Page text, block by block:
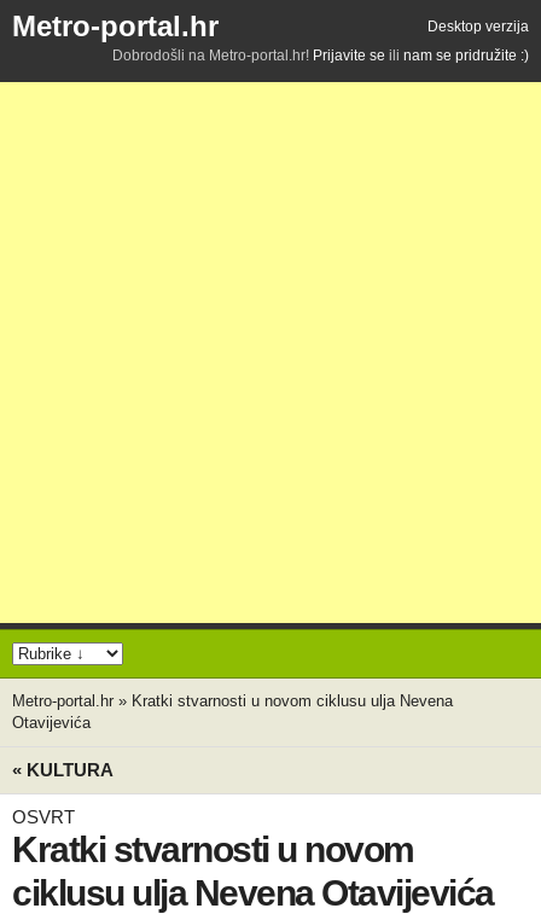
Metro-portal.hr
Desktop verzija
Dobrodošli na Metro-portal.hr! Prijavite se ili nam se pridružite :)
Metro-portal.hr » Kratki stvarnosti u novom ciklusu ulja Nevena
Otavijevića
« KULTURA
OSVRT
Kratki stvarnosti u novom
ciklusu ulja Nevena Otavijevića